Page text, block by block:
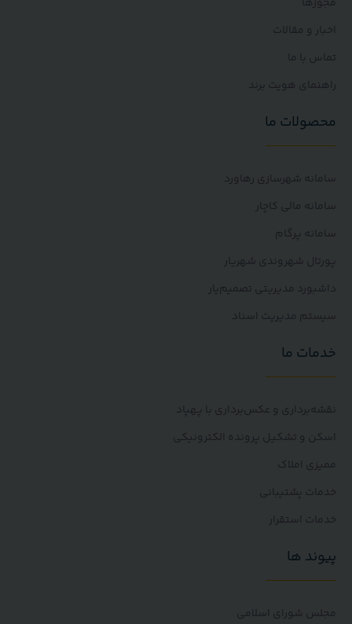
مقالات
ما
هویت برند
ما
شهرسازی رهاورد
مالی کاچار
پرگام
شهروندی شهریار
مدیریتی تصمیم‌یار
مدیریت اسناد
ما
و عکس‌برداری با پهپاد
و تشکیل پرونده الکترونیکی
املاک
پشتیبانی
استقرار
ها
شورای اسلامی